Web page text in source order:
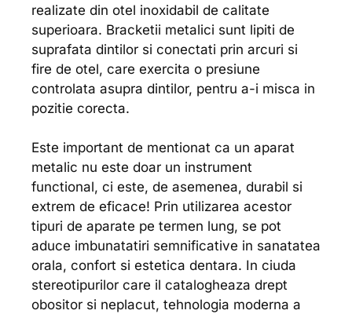
realizate din otel inoxidabil de calitate
superioara. Bracketii metalici sunt lipiti de
suprafata dintilor si conectati prin arcuri si
fire de otel, care exercita o presiune
controlata asupra dintilor, pentru a-i misca in
pozitie corecta.
Este important de mentionat ca un aparat
metalic nu este doar un instrument
functional, ci este, de asemenea, durabil si
extrem de eficace! Prin utilizarea acestor
tipuri de aparate pe termen lung, se pot
aduce imbunatatiri semnificative in sanatatea
orala, confort si estetica dentara. In ciuda
stereotipurilor care il catalogheaza drept
obositor si neplacut, tehnologia moderna a